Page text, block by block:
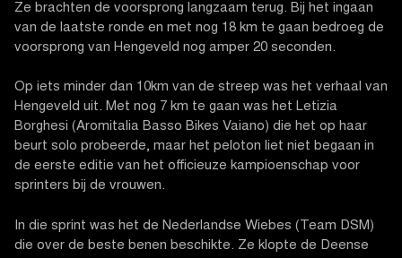
Ze brachten de voorsprong langzaam terug. Bij het ingaan
van de laatste ronde en met nog 18 km te gaan bedroeg de
voorsprong van Hengeveld nog amper 20 seconden.
Op iets minder dan 10km van de streep was het verhaal van
Hengeveld uit. Met nog 7 km te gaan was het Letizia
Borghesi (Aromitalia Basso Bikes Vaiano) die het op haar
beurt solo probeerde, maar het peloton liet niet begaan in
de eerste editie van het officieuze kampioenschap voor
sprinters bij de vrouwen.
In die sprint was het de Nederlandse Wiebes (Team DSM)
die over de beste benen beschikte. Ze klopte de Deense